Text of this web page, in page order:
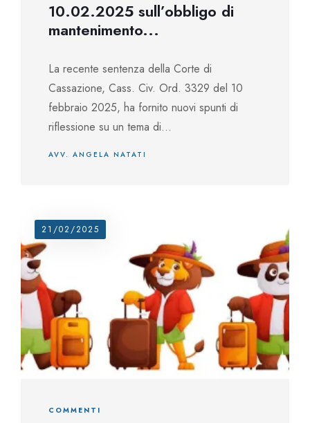
10.02.2025 sull’obbligo di
mantenimento...
La recente sentenza della Corte di
Cassazione, Cass. Civ. Ord. 3329 del 10
febbraio 2025, ha fornito nuovi spunti di
riflessione su un tema di...
AVV. ANGELA NATATI
21/02/2025
COMMENTI